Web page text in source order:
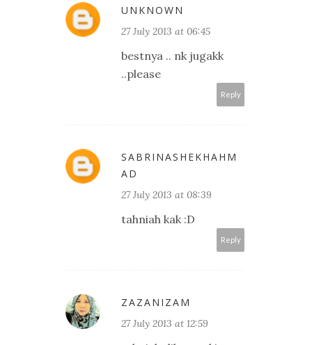
UNKNOWN
27 July 2013 at 06:45
bestnya .. nk jugakk
..please
Reply
SABRINASHEKHAHM
AD
27 July 2013 at 08:39
tahniah kak :D
Reply
ZAZANIZAM
27 July 2013 at 12:59